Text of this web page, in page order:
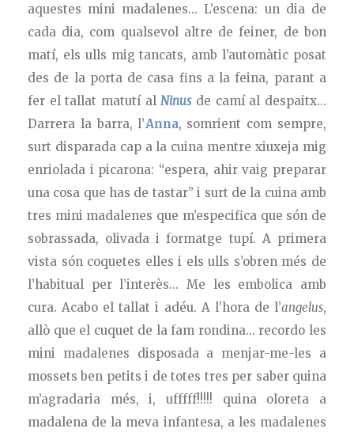
aquestes mini madalenes... L’escena: un dia de
cada dia, com qualsevol altre de feiner, de bon
matí, els ulls mig tancats, amb l’automàtic posat
des de la porta de casa fins a la feina, parant a
fer el tallat matutí alNinusde camí al despaitx...
Darrera la barra, l’Anna, somrient com sempre,
surt disparada cap a la cuina mentre xiuxeja mig
enriolada i picarona: “espera, ahir vaig preparar
una cosa que has de tastar” i surt de la cuina amb
tres mini madalenes que m’especifica que són de
sobrassada, olivada i formatge tupí. A primera
vista són coquetes elles i els ulls s’obren més de
l’habitual per l’interès... Me les embolica amb
cura. Acabo el tallat i adéu. A l’hora de l’angelus,
allò que el cuquet de la fam rondina... recordo les
mini madalenes disposada a menjar-me-les a
mossets ben petits i de totes tres per saber quina
m’agradaria més, i, ufffff!!!!! quina oloreta a
madalena de la meva infantesa, a les madalenes